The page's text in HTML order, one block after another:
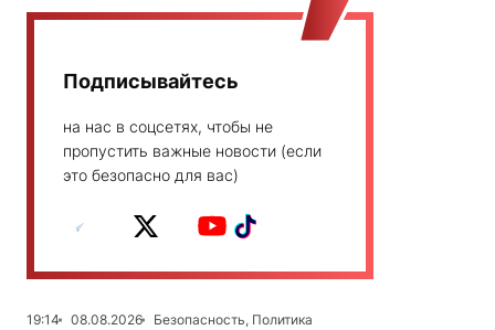
Подписывайтесь
на нас в соцсетях, чтобы не
пропустить важные новости (если
это безопасно для вас)
19:14 08.08.2026
Безопасность, Политика